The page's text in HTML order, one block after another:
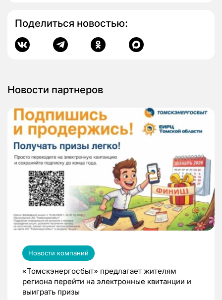
Поделиться новостью:
Новости партнеров
Новости компаний
«Томскэнергосбыт» предлагает жителям
региона перейти на электронные квитанции и
выиграть призы